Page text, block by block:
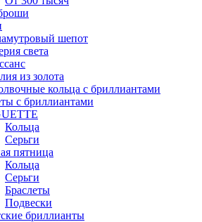
шепот
света
из золота
кольца с бриллиантами
с бриллиантами
Кольца
Серьги
пятница
Кольца
Серьги
Браслеты
Подвески
бриллианты